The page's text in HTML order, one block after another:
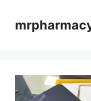
content